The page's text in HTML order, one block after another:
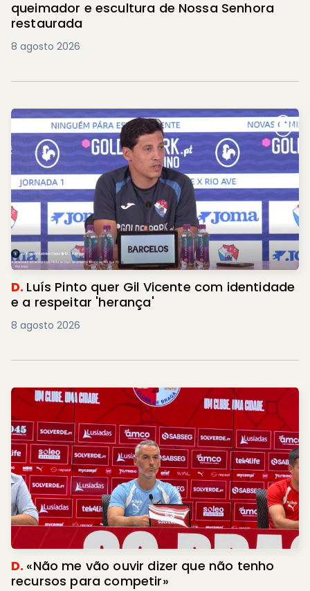
queimador e escultura de Nossa Senhora
restaurada
8 agosto 2026
D. Luís Pinto quer Gil Vicente com identidade
e a respeitar 'herança'
8 agosto 2026
D. «Não me vão ouvir dizer que não tenho
recursos para competir»